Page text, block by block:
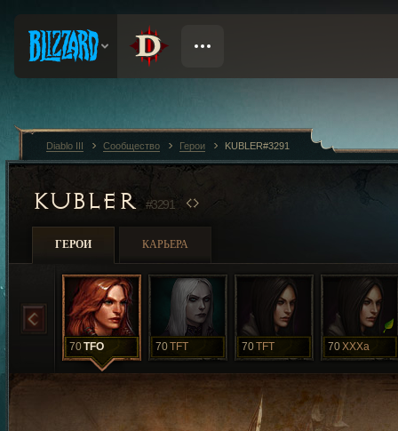
KUBLER #3291
ГЕРОИ КАРЬЕРА
70TFO 70TFT 70TFT 70XXXa
Diablo III Сообщество Герои KUBLER#3291